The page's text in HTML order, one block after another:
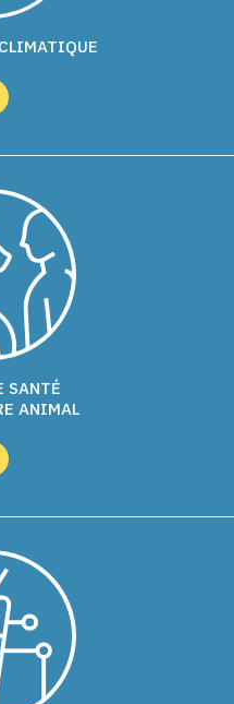
SANTÉ
ANIMAL